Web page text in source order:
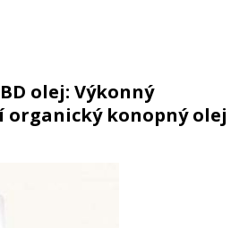
olej: Výkonný
konopný olej